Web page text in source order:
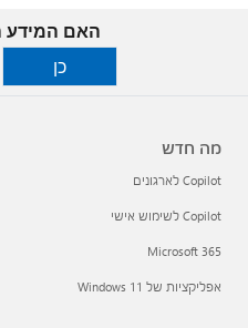
האם המידע
כן
מה חדש
Copilot לארגונים
Copilot לשימוש אישי
Microsoft 365
אפליקציות של Windows 11‏